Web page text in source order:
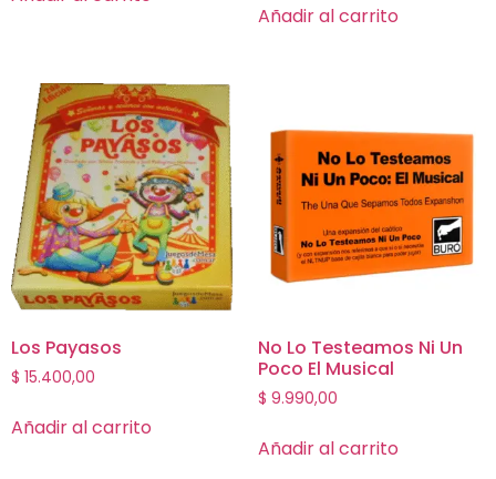
Añadir al carrito
Los Payasos
$ 15.400,00
Añadir al carrito
No Lo Testeamos Ni Un
Poco El Musical
$ 9.990,00
Añadir al carrito